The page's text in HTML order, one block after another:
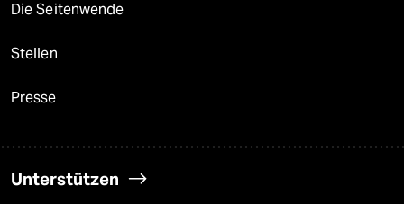
Die Seitenwende
Stellen
Presse
Unterstützen